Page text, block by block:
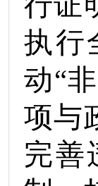
执行
动“
项与
完善